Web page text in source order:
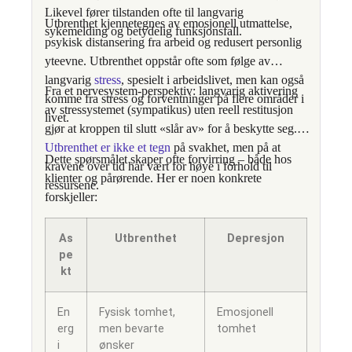
Likevel fører tilstanden ofte til langvarig
sykemelding og betydelig funksjonsfall.
Utbrenthet kjennetegnes av emosjonell utmattelse,
psykisk distansering fra arbeid og redusert personlig
yteevne. Utbrenthet oppstår ofte som følge av
langvarig stress, spesielt i arbeidslivet, men kan også
komme fra stress og forventninger på flere områder i
livet.
Fra et nervesystem-perspektiv: langvarig aktivering
av stressystemet (sympatikus) uten reell restitusjon
gjør at kroppen til slutt «slår av» for å beskytte seg.
Utbrenthet er ikke et tegn på svakhet, men på at
kravene over tid har vært for høye i forhold til
ressursene.
Dette spørsmålet skaper ofte forvirring – både hos
klienter og pårørende. Her er noen konkrete
forskjeller:
As
pe
kt
Utbrenthet Depresjon
En
erg
i
Fysisk tomhet,
men bevarte
ønsker
Emosjonell
tomhet